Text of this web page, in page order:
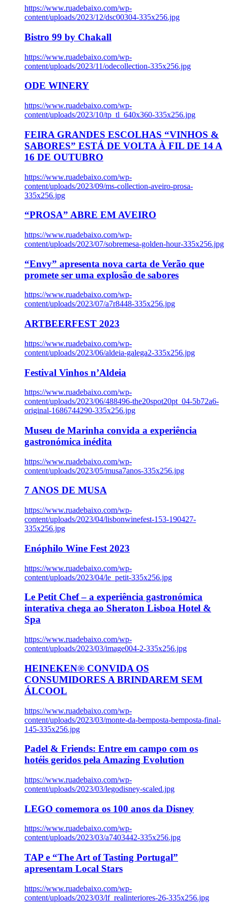
https://www.ruadebaixo.com/wp-
content/uploads/2023/12/dsc00304-335x256.jpg
Bistro 99 by Chakall
https://www.ruadebaixo.com/wp-
content/uploads/2023/11/odecollection-335x256.jpg
ODE WINERY
https://www.ruadebaixo.com/wp-
content/uploads/2023/10/tp_tl_640x360-335x256.jpg
FEIRA GRANDES ESCOLHAS “VINHOS &
SABORES” ESTÁ DE VOLTA À FIL DE 14 A
16 DE OUTUBRO
https://www.ruadebaixo.com/wp-
content/uploads/2023/09/ms-collection-aveiro-prosa-
335x256.jpg
“PROSA” ABRE EM AVEIRO
https://www.ruadebaixo.com/wp-
content/uploads/2023/07/sobremesa-golden-hour-335x256.jpg
“Envy” apresenta nova carta de Verão que
promete ser uma explosão de sabores
https://www.ruadebaixo.com/wp-
content/uploads/2023/07/a7r8448-335x256.jpg
ARTBEERFEST 2023
https://www.ruadebaixo.com/wp-
content/uploads/2023/06/aldeia-galega2-335x256.jpg
Festival Vinhos n’Aldeia
https://www.ruadebaixo.com/wp-
content/uploads/2023/06/488496-the20spot20pt_04-5b72a6-
original-1686744290-335x256.jpg
Museu de Marinha convida a experiência
gastronómica inédita
https://www.ruadebaixo.com/wp-
content/uploads/2023/05/musa7anos-335x256.jpg
7 ANOS DE MUSA
https://www.ruadebaixo.com/wp-
content/uploads/2023/04/lisbonwinefest-153-190427-
335x256.jpg
Enóphilo Wine Fest 2023
https://www.ruadebaixo.com/wp-
content/uploads/2023/04/le_petit-335x256.jpg
Le Petit Chef – a experiência gastronómica
interativa chega ao Sheraton Lisboa Hotel &
Spa
https://www.ruadebaixo.com/wp-
content/uploads/2023/03/image004-2-335x256.jpg
HEINEKEN® CONVIDA OS
CONSUMIDORES A BRINDAREM SEM
ÁLCOOL
https://www.ruadebaixo.com/wp-
content/uploads/2023/03/monte-da-bemposta-bemposta-final-
145-335x256.jpg
Padel & Friends: Entre em campo com os
hotéis geridos pela Amazing Evolution
https://www.ruadebaixo.com/wp-
content/uploads/2023/03/legodisney-scaled.jpg
LEGO comemora os 100 anos da Disney
https://www.ruadebaixo.com/wp-
content/uploads/2023/03/a7403442-335x256.jpg
TAP e “The Art of Tasting Portugal”
apresentam Local Stars
https://www.ruadebaixo.com/wp-
content/uploads/2023/03/lf_realinteriores-26-335x256.jpg